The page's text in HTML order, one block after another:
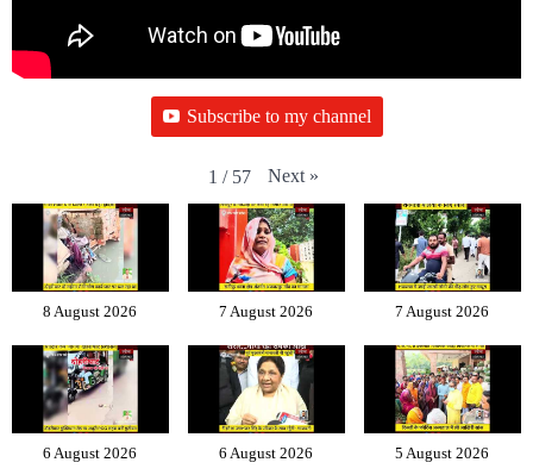
Subscribe to my channel
1 / 57 Next »
8 August 2026 7 August 2026 7 August 2026
6 August 2026 6 August 2026 5 August 2026